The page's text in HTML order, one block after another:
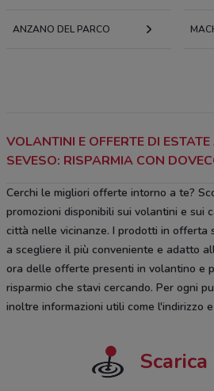
ANZANO DEL PARCO
VOLANTINI E OFFERTE DI
SEVESO: RISPARMIA CON
Cerchi le migliori offerte intorno a te?
promozioni disponibili sui volantini e sui
città nelle vicinanze. I prodotti in offerta
a scegliere il più conveniente e adatto
ora delle offerte presenti in volantino e
risparmio che stavi cercando. Per ogni
inoltre informazioni utili come l'indirizzo
Scarica